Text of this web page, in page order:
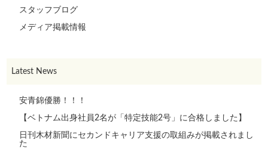
スタッフブログ
メディア掲載情報
Latest News
安青錦優勝！！！
【ベトナム出身社員2名が「特定技能2号」に合格しました】
日刊木材新聞にセカンドキャリア支援の取組みが掲載されまし
た